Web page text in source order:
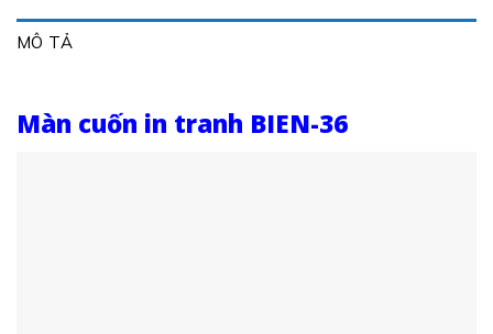
MÔ TẢ
Màn cuốn in tranh BIEN-36